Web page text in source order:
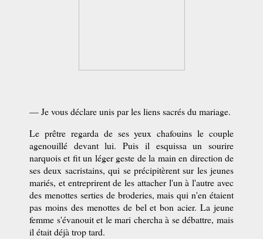
— Je vous déclare unis par les liens sacrés du mariage.
Le prêtre regarda de ses yeux chafouins le couple
agenouillé devant lui. Puis il esquissa un sourire
narquois et fit un léger geste de la main en direction de
ses deux sacristains, qui se précipitèrent sur les jeunes
mariés, et entreprirent de les attacher l'un à l'autre avec
des menottes serties de broderies, mais qui n'en étaient
pas moins des menottes de bel et bon acier. La jeune
femme s'évanouit et le mari chercha à se débattre, mais
il était déjà trop tard.